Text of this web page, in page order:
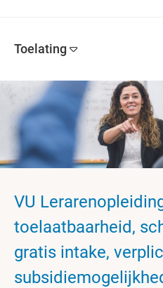
Toelating
VU
toelaatbaarheid,
gratis intake,